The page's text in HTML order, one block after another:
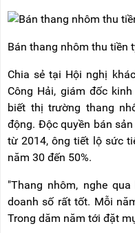
TỰ
TAY
VIDEO
TỨC
CHÍ
NÓI
VỀ
NIKAWA
NHÔM
RÚT
LỒNG)
CÁCH
ĐIỆN
NHÔM
CHỮ
A
Bán thang nhôm thu tiền
Chia sẻ tại Hội nghị
Công Hải, giám đốc
biết thị trường thang
động. Độc quyền bán
từ 2014, ông tiết lộ sức
năm 30 đến 50%.
"Thang nhôm, nghe
doanh số rất tốt. Mỗi
Trong dăm năm tới đặt